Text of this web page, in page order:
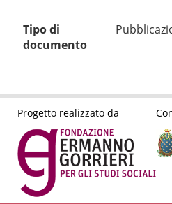
Tipo di
documento
Progetto realizzato da